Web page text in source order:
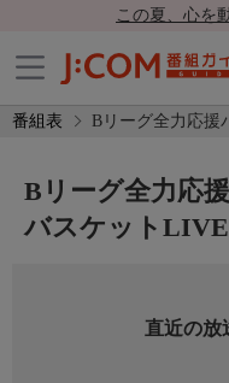
この夏、心を
番組表 Bリーグ全力応援
Bリーグ全力応
バスケットLIVE
直近の放